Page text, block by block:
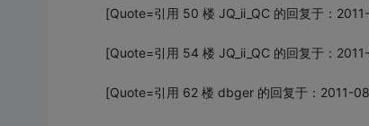
[Quote=引用 50 楼 JQ_ii_QC 的回复于：
[Quote=引用 54 楼 JQ_ii_QC 的回复于：
[Quote=引用 62 楼 dbger 的回复于：2011-